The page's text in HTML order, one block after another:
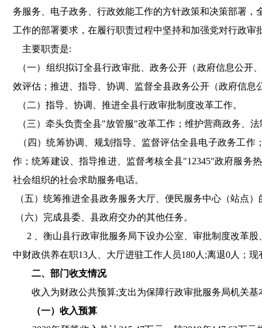
务服务、电子政务、行政效能工作的方针政策和决策部署 ，
工作的部署要求 ， 在履行职责过程中坚持和加强党对行政审
主要职责是:
（一）组织拟订全县行政审批、政务公开（政府信息公开
效评估 ； 推进、指导、协调、监督全县政务公开（政府信息
（二）指导、协调、推进全县行政审批制度改革工作。
（三）牵头负责全县"放管服"改革工作 ； 维护营商政务、法
（四）统筹协调、规划指导、监督评估全县电子政务工作
作 ；统筹建设、指导推进、监督考核全县"12345"政府服务
社会组织的社会求助服务电话。
（五）统筹推进全县政务服务大厅、便民服务中心（站点）
（六）完成县委、县政府交办的其他任务。
2 、衡山县行政审批服务局下设办公室、审批制度改革
中财政供养在职13人、大厅进驻工作人员180人;离退0人
； 现
二、部门收支情况
收入为财政公共预算;支出为保障行政审批服务局机关基
（一）收入预算